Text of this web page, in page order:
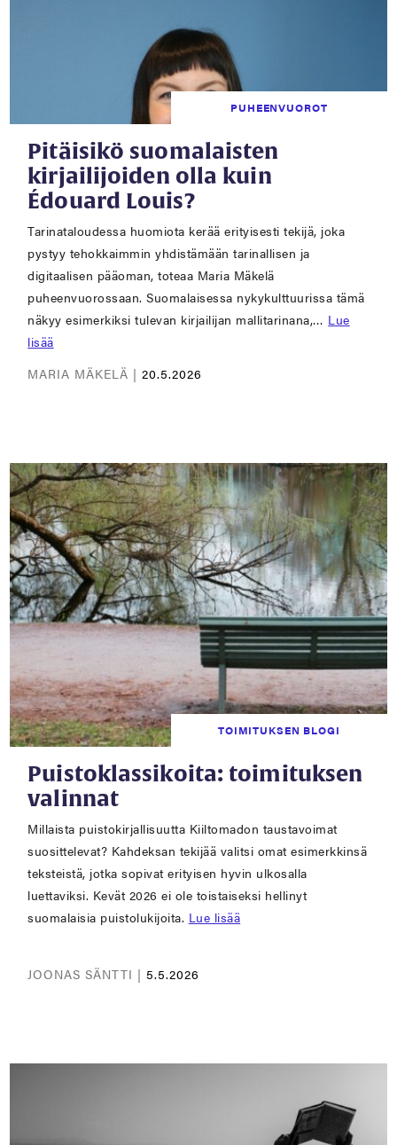
PUHEENVUOROT
Pitäisikö suomalaisten
kirjailijoiden olla kuin
Édouard Louis?
Tarinataloudessa huomiota kerää erityisesti tekijä, joka
pystyy tehokkaimmin yhdistämään tarinallisen ja
digitaalisen pääoman, toteaa Maria Mäkelä
puheenvuorossaan. Suomalaisessa nykykulttuurissa tämä
näkyy esimerkiksi tulevan kirjailijan mallitarinana,… Lue
lisää
MARIA MÄKELÄ |20.5.2026
TOIMITUKSEN BLOGI
Puistoklassikoita: toimituksen
valinnat
Millaista puistokirjallisuutta Kiiltomadon taustavoimat
suosittelevat? Kahdeksan tekijää valitsi omat esimerkkinsä
teksteistä, jotka sopivat erityisen hyvin ulkosalla
luettaviksi. Kevät 2026 ei ole toistaiseksi hellinyt
suomalaisia puistolukijoita. Lue lisää
JOONAS SÄNTTI | 5.5.2026